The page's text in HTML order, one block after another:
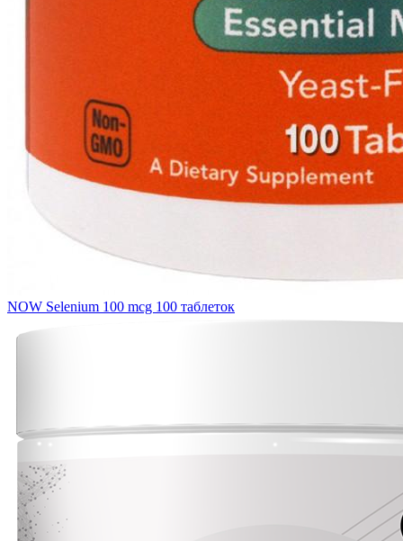
NOW Selenium 100 mcg 100 таблеток